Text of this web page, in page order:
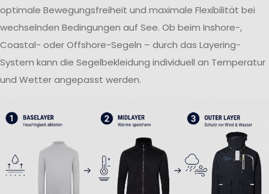
optimale Bewegungsfreiheit und maximale Flexibilität bei
wechselnden Bedingungen auf See. Ob beim Inshore-,
Coastal- oder Offshore-Segeln – durch das Layering-
System kann die Segelbekleidung individuell an Temperatur
und Wetter angepasst werden.